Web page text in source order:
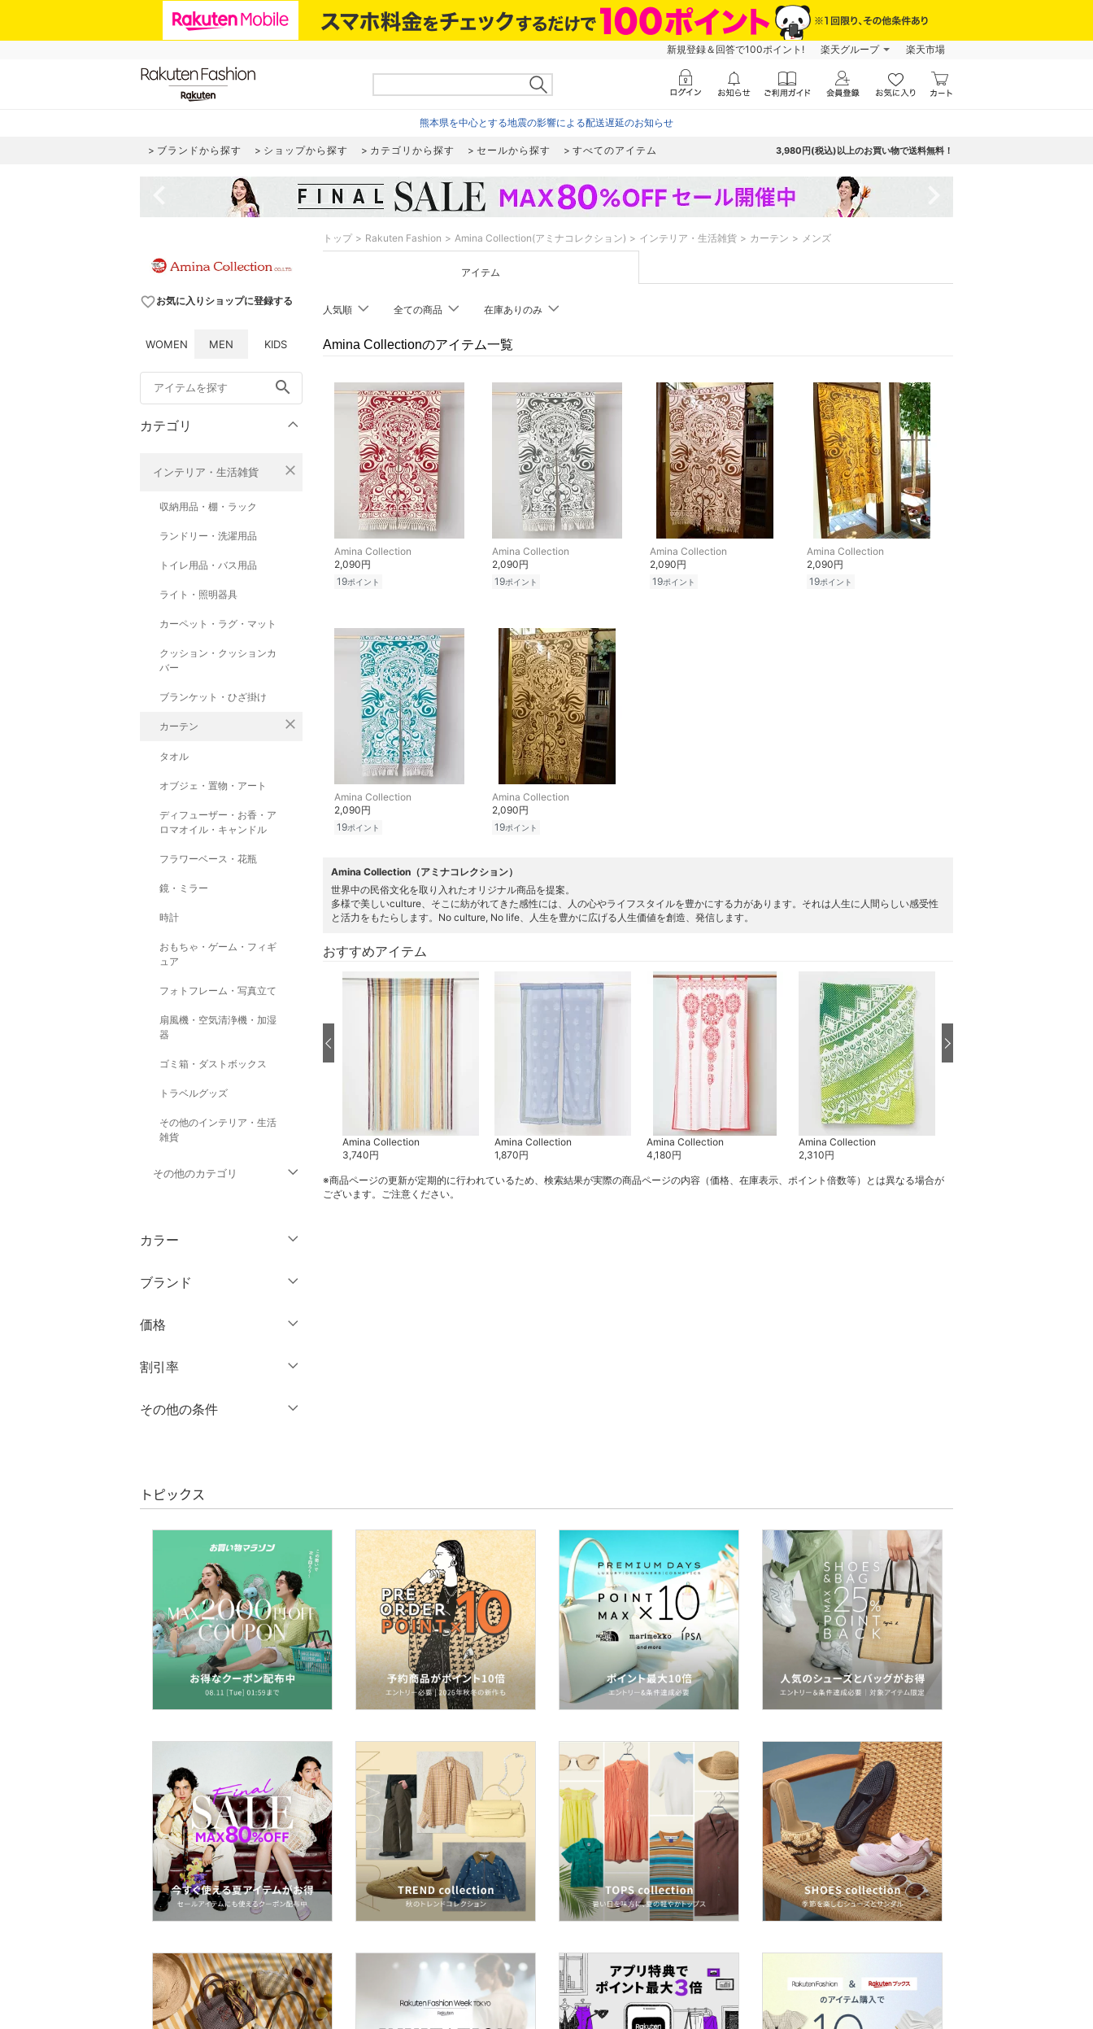
新規登録＆回答で100ポイント! 楽天グループ 楽天市場
熊本県を中心とする地震の影響による配送遅延のお知らせ
ブランドから探す ショップから探す カテゴリから探す セールから探す すべてのアイテム 3,980円(税込)以上のお買い物で送料無料！
favorite_borderお気に入りショップに登録する
WOMEN MEN KIDS
search
カテゴリ
インテリア・生活雑貨 close
収納用品・棚・ラック
ランドリー・洗濯用品
トイレ用品・バス用品
ライト・照明器具
カーペット・ラグ・マット
クッション・クッションカ
バー
ブランケット・ひざ掛け
カーテン close
タオル
オブジェ・置物・アート
ディフューザー・お香・ア
ロマオイル・キャンドル
フラワーベース・花瓶
鏡・ミラー
時計
おもちゃ・ゲーム・フィギ
ュア
フォトフレーム・写真立て
扇風機・空気清浄機・加湿
器
ゴミ箱・ダストボックス
トラベルグッズ
その他のインテリア・生活
雑貨
その他のカテゴリ
ジャケット・アウター
パンツ
オールインワン・オーバ
シューズ・靴
靴下・レッグウェア
ファッション雑貨
アクセサリー・腕時計
財布・ポーチ・ケース
帽子
ヘアアクセサリー
着物・浴衣・和装小物
スキンケア
ベースメイク
メイクアップ
ネイル
ボディケア・オーラルケ
ア
カラー
クリア
ブランド
価格
絞り込み
割引率
％OFF～ ％OFF
その他の条件
クリア 絞り込み
トップ Rakuten Fashion Amina Collection(アミナコレクション) インテリア・生活雑貨 カーテン メンズ
アイテム
人気順 全ての商品 在庫ありのみ
Amina Collectionのアイテム一覧
Amina Collection
2,090円
19ポイント
Amina Collection
2,090円
19ポイント
Amina Collection
2,090円
19ポイント
Amina Collection
2,090円
19ポイント
Amina Collection
2,090円
19ポイント
Amina Collection
2,090円
19ポイント
Amina Collection（アミナコレクション）
世界中の民俗文化を取り入れたオリジナル商品を提案。
多様で美しいculture、そこに紡がれてきた感性には、人の心やライフスタイルを豊かにする力があります。それは人生に人間らしい感受性
と活力をもたらします。No culture, No life、人生を豊かに広げる人生価値を創造、発信します。
おすすめアイテム
Amina Collection
3,740円
Amina Collection
1,870円
Amina Collection
4,180円
Amina Collection
2,310円
※商品ページの更新が定期的に行われているため、検索結果が実際の商品ページの内容（価格、在庫表示、ポイント倍数等）とは異なる場合が
ございます。ご注意ください。
トピックス